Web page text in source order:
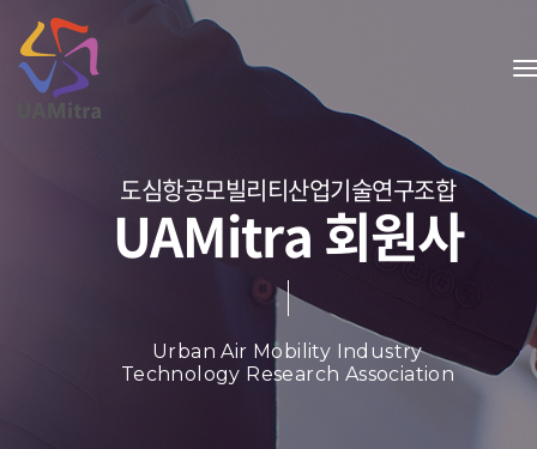
도심항공모빌리티산업기술연구조합
UAMitra 회원사
Urban Air Mobility Industry
Technology Research Association